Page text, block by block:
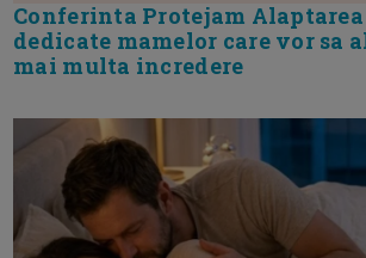
Conferinta Protejam Alaptarea
dedicate mamelor care vor sa
mai multa incredere